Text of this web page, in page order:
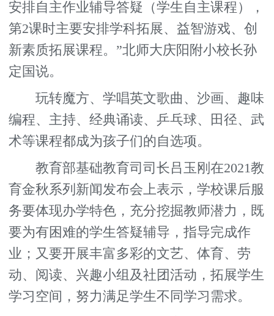
安排自主作业辅导答疑（学生自主课程），
第2课时主要安排学科拓展、益智游戏、创
新素质拓展课程。”北师大庆阳附小校长孙
定国说。
玩转魔方、学唱英文歌曲、沙画、趣味
编程、主持、经典诵读、乒乓球、田径、武
术等课程都成为孩子们的自选项。
教育部基础教育司司长吕玉刚在2021教
育金秋系列新闻发布会上表示，学校课后服
务要体现办学特色，充分挖掘教师潜力，既
要为有困难的学生答疑辅导，指导完成作
业；又要开展丰富多彩的文艺、体育、劳
动、阅读、兴趣小组及社团活动，拓展学生
学习空间，努力满足学生不同学习需求。